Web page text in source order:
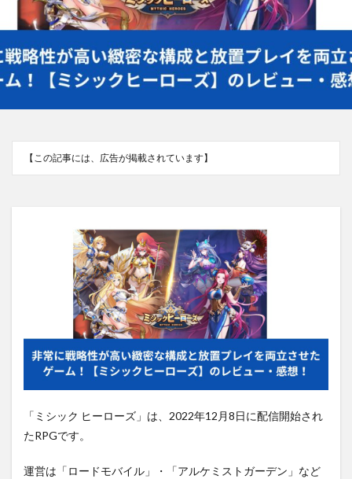
【この記事には、広告が掲載されています】
「ミシック ヒーローズ」は、2022年12月8日に配信開始され
たRPGです。
運営は「ロードモバイル」・「アルケミストガーデン」など